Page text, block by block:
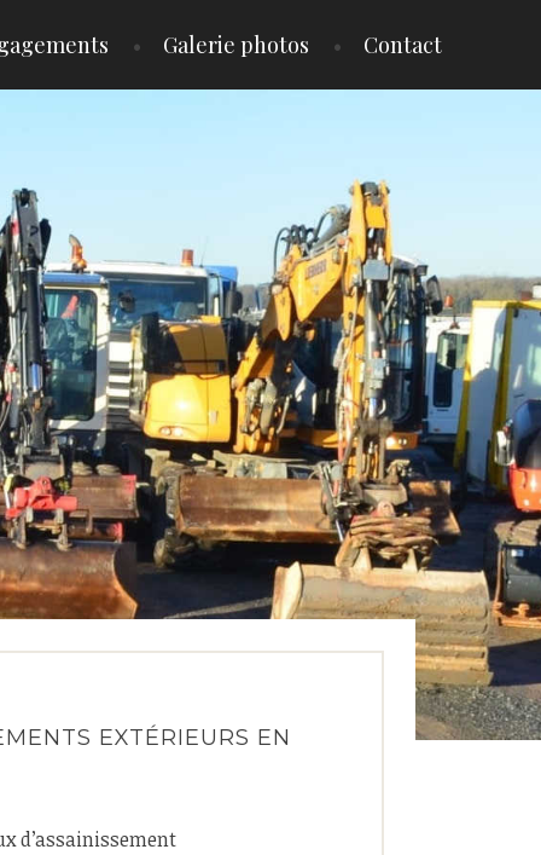
Galerie photos Contact
EXTÉRIEURS EN
d’assainissement